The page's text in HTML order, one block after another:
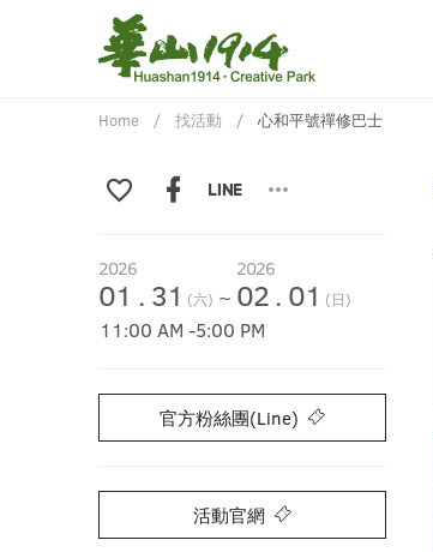
Home 找活動 心和平號禪修巴士
2026
01 . 31 (六) ~
2026
02 . 01 (日)
11:00 AM -5:00 PM